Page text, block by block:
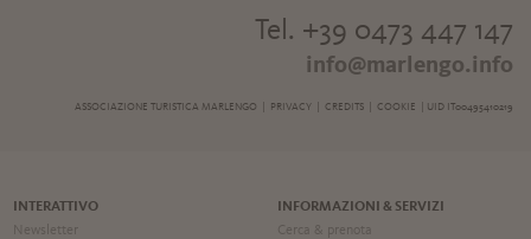
Tel. +39 0473 447 147
info@marlengo.info
ASSOCIAZIONE TURISTICA MARLENGO | PRIVACY| CREDITS| COOKIE | UID IT00495410219
INTERATTIVO
Newsletter
INFORMAZIONI & SERVIZI
Cerca & prenota